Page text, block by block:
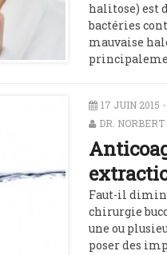
halitose) est
bactéries
mauvaise
17 JUIN 2015
DR. NORBERT
Faut-il
chirurgie
une ou
poser des